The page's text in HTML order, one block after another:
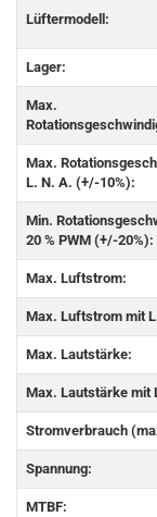
Lüftermodell:
Lager:
Max.
Max.
L. N. A. (+/-10%):
Min.
20 % PWM (+/-20%):
Max. Luftstrom:
Max. Luftstrom mit
Max. Lautstärke:
Max. Lautstärke mit
Stromverbrauch
Spannung:
MTBF: